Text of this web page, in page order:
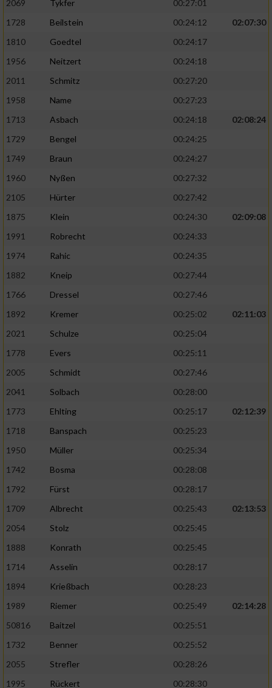
2069 Tykfer
00:27:01
1728
Beilstein 00:24:12
02:07:30
1810
Goedtel
00:24:17
1956
Neitzert
00:24:18
2011
Schmitz
00:27:20
1958
Name
00:27:23
1713
Asbach 00:24:18
02:08:24
1729
Bengel
00:24:25
1749
Braun
00:24:27
1960
Nyßen
00:27:32
2105
Hürter
00:27:42
1875
Klein 00:24:30
02:09:08
1991
Robrecht
00:24:33
1974
Rahic
00:24:35
1882
Kneip
00:27:44
1766
Dressel
00:27:46
1892
Kremer 00:25:02
02:11:03
2021
Schulze
00:25:04
1778
Evers
00:25:11
2005
Schmidt
00:27:46
2041
Solbach
00:28:00
1773
Ehlting 00:25:17
02:12:39
1718
Banspach
00:25:23
1950
Müller
00:25:34
1742
Bosma
00:28:08
1792
Fürst
00:28:17
1709
Albrecht 00:25:43
02:13:53
2054
Stolz
00:25:45
1888
Konrath
00:25:45
1714
Asselin
00:28:17
1894
Krießbach
00:28:23
1989
Riemer 00:25:49
02:14:28
50816
Baitzel
00:25:51
1732
Benner
00:25:52
2055
Strefler
00:28:26
1995
Rückert
00:28:30